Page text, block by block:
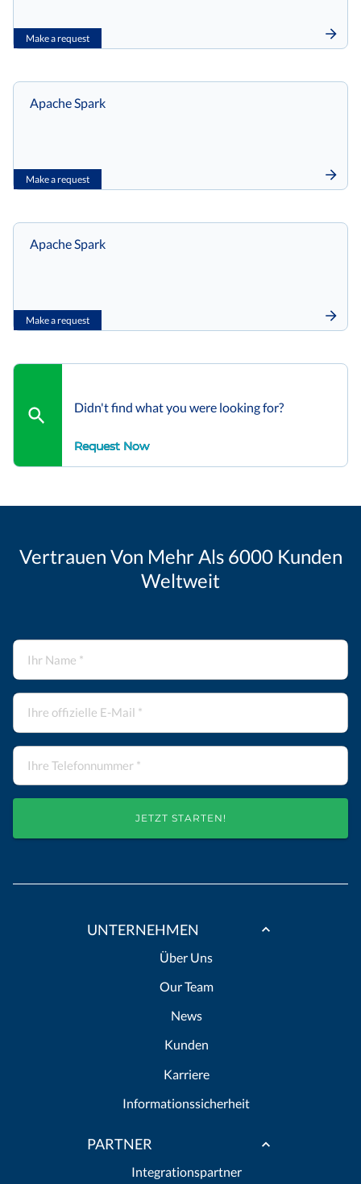
Make a request
Make a request
Apache Spark
Make a request
Apache Spark
Didn't find what you were looking for?
Request Now
Vertrauen Von Mehr Als 6000 Kunden
Weltweit
JETZT STARTEN!
UNTERNEHMEN
Über Uns
Our Team
News
Kunden
Karriere
Informationssicherheit
PARTNER
Integrationspartner